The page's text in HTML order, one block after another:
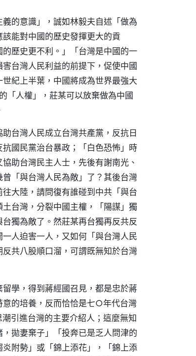
的意識」，誠如林毅夫自述「做為
能對中國的歷史發揮更大的貢
歷史更不利。」「台灣是中國的一
台灣人民利益的前提下，促使中國
紀上半葉，中國將成為世界最強大
「人權」，莊某可以放棄做為中國
台灣人民成立台灣共產黨，反抗日
國民黨治台暴政；「白色恐怖」時
助台灣民主人士，先後有謝南光、
「與台灣人民為敵」了？其後台灣
大陸，請問復有誰碰到中共「與台
台灣，分裂中國主權，「陽謀」獨
獨為敵了。然莊某再台獨再反共反
人迫害一人，又如何「與台灣人民
共八股順口溜，可謂既無知於台灣
學，得到蔣經國召見，都是忠於蔣
的培養，反而恰恰是七○年代台灣
引進台灣的主要介紹人；這麼無知
拋妻棄子」「投奔已是乏人問津的
附勢」或「錦上添花」，「錦上添